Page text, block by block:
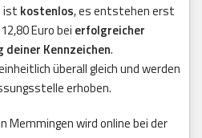
ist kostenlos, es entstehen erst
Euro bei erfolgreicher
deiner Kennzeichen.
überall gleich und werden
erhoben.
Memmingen wird online bei der